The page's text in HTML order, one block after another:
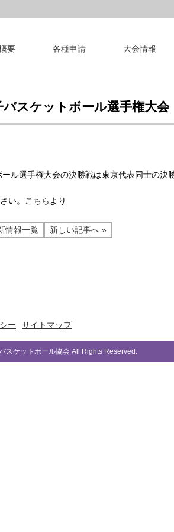
要 各種申請 大会情報
バスケットボール選手権大
ル選手権大会の決勝戦は東京代表同士の決
い。
こちら より
情報一覧 新しい記事へ »
ー サイトマップ
スケットボール協会 All Rights Reserved.